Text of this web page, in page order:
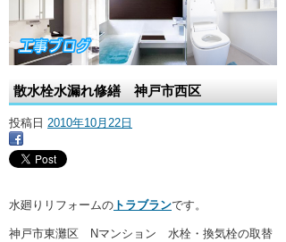
・排水が詰まったら
・水栓金具の取替え
・ここに水栓がほしい
散水栓水漏れ修繕 神戸市西区
投稿日 2010年10月22日
水廻りリフォームの トラブランです。
神戸市東灘区 Nマンション 水栓・換気栓の取替